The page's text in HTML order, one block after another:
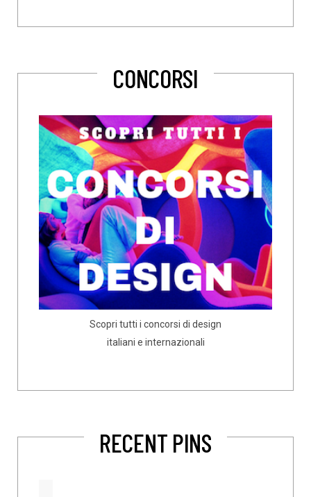
CONCORSI
Scopri tutti i concorsi di design
italiani e internazionali
RECENT PINS